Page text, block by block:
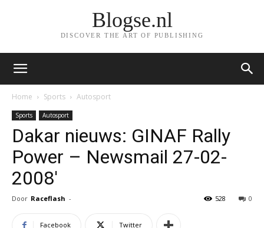
Blogse.nl
DISCOVER THE ART OF PUBLISHING
Home Sports Autosport
Sports Autosport
Dakar nieuws: GINAF Rally
Power – Newsmail 27-02-
2008′
Door Raceflash - 0
528
Facebook Twitter